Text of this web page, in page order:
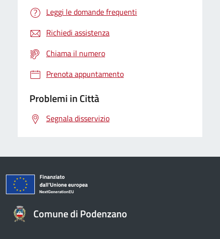
Leggi le domande frequenti
Richiedi assistenza
Chiama il numero
Prenota appuntamento
Problemi in Città
Segnala disservizio
Comune di Podenzano